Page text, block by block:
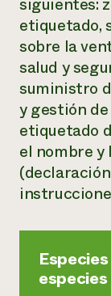
etiquetado,
sobre la
salud y
suministro
y gestión de
etiquetado
el nombre